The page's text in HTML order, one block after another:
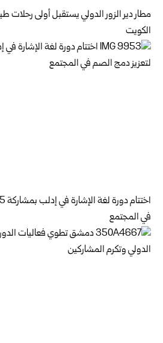
مطار دير الزور الدولي يستقبل أولى رحلات
الكويت
في المجتمع